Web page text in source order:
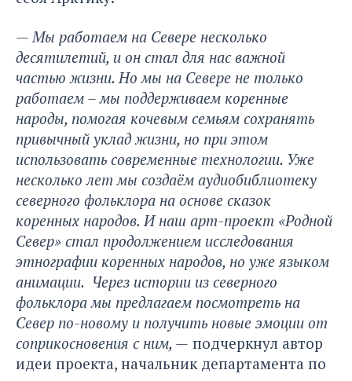
— Мы работаем на Севере несколько
десятилетий, и он стал для нас важной
частью жизни. Но мы на Севере не только
работаем – мы поддерживаем коренные
народы, помогая кочевым семьям сохранять
привычный уклад жизни, но при этом
использовать современные технологии. Уже
несколько лет мы создаём аудиобиблиотеку
северного фольклора на основе сказок
коренных народов. И наш арт-проект «Родной
Север» стал продолжением исследования
этнографии коренных народов, но уже языком
анимации. Через истории из северного
фольклора мы предлагаем посмотреть на
Север по-новому и получить новые эмоции от
соприкосновения с ним, — подчеркнул автор
идеи проекта, начальник департамента по